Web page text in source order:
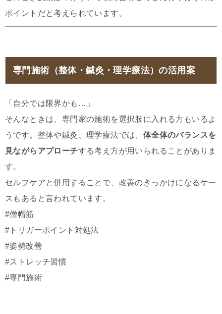
ポイントだと考えられています。
専門施術（整体・鍼灸・理学療法）の活用案
「自分では限界かも…」
そんなときは、専門家の施術を選択肢に入れる方もいるよ
うです。整体や鍼灸、理学療法では、 体全体のバランスを
見ながらアプローチする考え方が用いられることがありま
す。
セルフケアと併用することで、改善のきっかけになるケー
スもあると言われています。
#僧帽筋
#トリガーポイント対処法
#姿勢改善
#ストレッチ習慣
#専門施術